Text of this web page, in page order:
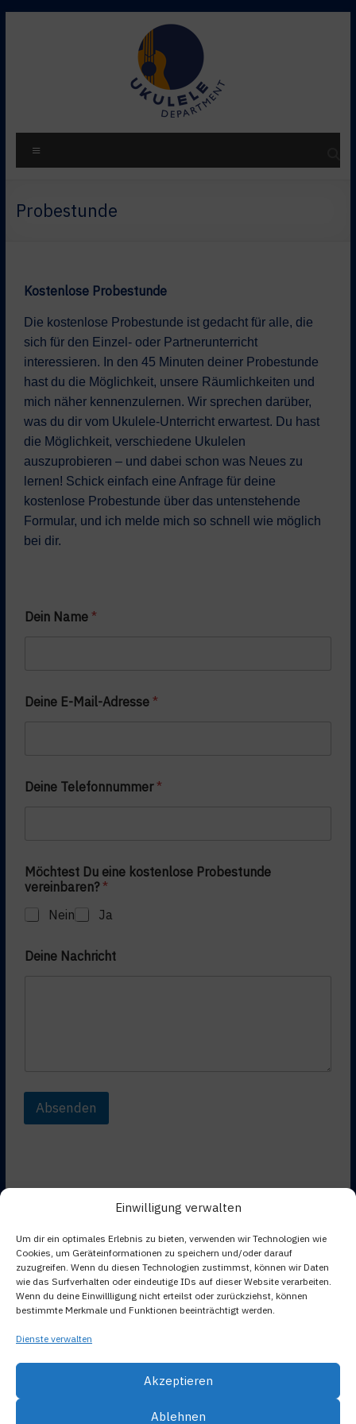
Einwilligung verwalten
Um dir ein optimales Erlebnis zu bieten, verwenden wir Technologien wie
Cookies, um Geräteinformationen zu speichern und/oder darauf
zuzugreifen. Wenn du diesen Technologien zustimmst, können wir Daten
wie das Surfverhalten oder eindeutige IDs auf dieser Website verarbeiten.
Wenn du deine Einwillligung nicht erteilst oder zurückziehst, können
bestimmte Merkmale und Funktionen beeinträchtigt werden.
Dienste verwalten
Akzeptieren
Ablehnen
Probestunde
Kostenlose Probestunde
Die kostenlose Probestunde ist gedacht für alle, die
sich für den Einzel- oder Partnerunterricht
interessieren. In den 45 Minuten deiner Probestunde
hast du die Möglichkeit, unsere Räumlichkeiten und
mich näher kennenzulernen. Wir sprechen darüber,
was du dir vom Ukulele-Unterricht erwartest. Du hast
die Möglichkeit, verschiedene Ukulelen
auszuprobieren – und dabei schon was Neues zu
lernen! Schick einfach eine Anfrage für deine
kostenlose Probestunde über das untenstehende
Formular, und ich melde mich so schnell wie möglich
bei dir.
u
T
e
n
r
Dein Name *
Deine E-Mail-Adresse *
Deine Telefonnummer*
Möchtest Du eine kostenlose Probestunde
vereinbaren?*
Nein
Ja
Deine Nachricht
Absenden
Kontakt
Datenschutzerklärung
Impressum